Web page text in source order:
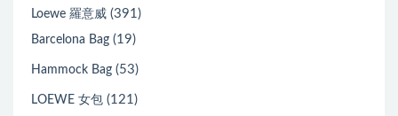
Loewe 羅意威 (391)
Barcelona Bag (19)
Hammock Bag (53)
LOEWE 女包 (121)